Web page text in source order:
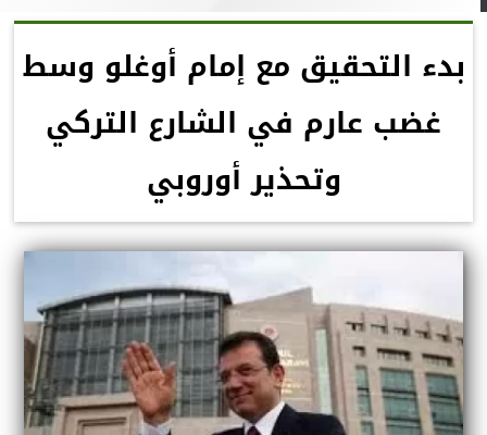
بدء التحقيق مع إمام أوغلو وسط
غضب عارم في الشارع التركي
وتحذير أوروبي